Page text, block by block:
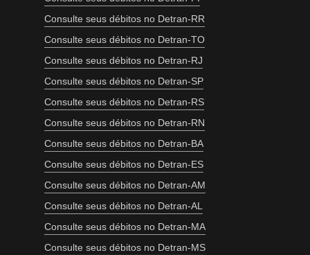
Consulte seus débitos no Detran-RR
Consulte seus débitos no Detran-TO
Consulte seus débitos no Detran-RJ
Consulte seus débitos no Detran-SP
Consulte seus débitos no Detran-RS
Consulte seus débitos no Detran-RN
Consulte seus débitos no Detran-BA
Consulte seus débitos no Detran-ES
Consulte seus débitos no Detran-AM
Consulte seus débitos no Detran-AL
Consulte seus débitos no Detran-MA
Consulte seus débitos no Detran-MS